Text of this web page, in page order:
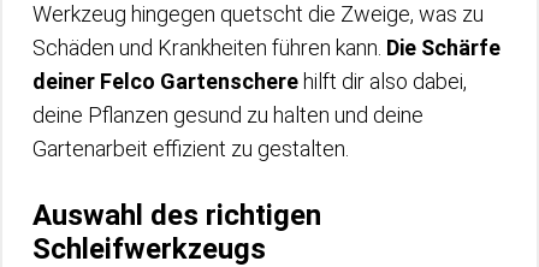
Werkzeug hingegen quetscht die Zweige, was zu
Schäden und Krankheiten führen kann. Die Schärfe
deiner Felco Gartenschere hilft dir also dabei,
deine Pflanzen gesund zu halten und deine
Gartenarbeit effizient zu gestalten.
Auswahl des richtigen
Schleifwerkzeugs